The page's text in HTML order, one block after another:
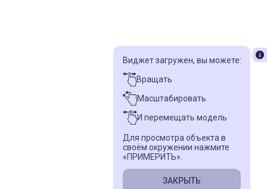
Виджет загружен, вы можете:
Вращать
Масштабировать
И перемещать модель
Для просмотра объекта в
своём окружении нажмите
«ПРИМЕРИТЬ».
ЗАКРЫТЬ